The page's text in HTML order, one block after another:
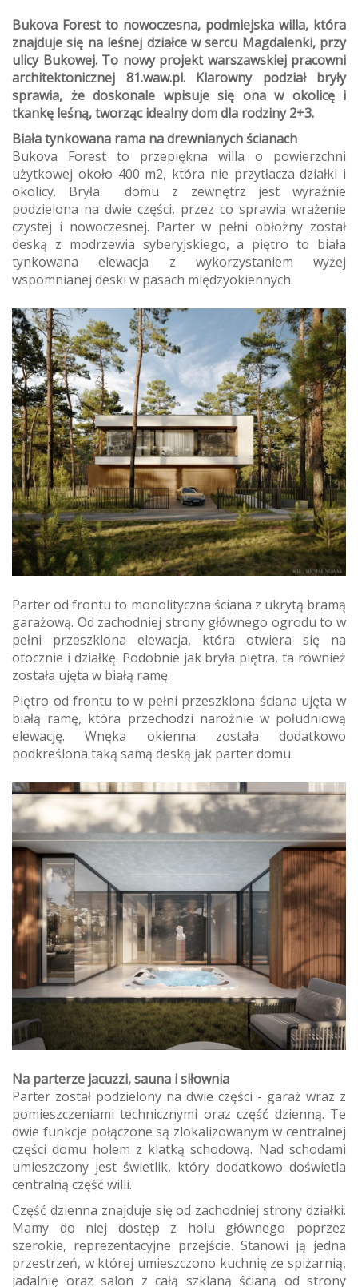
Bukova Forest to nowoczesna, podmiejska willa, która
znajduje się na leśnej działce w sercu Magdalenki, przy
ulicy Bukowej. To nowy projekt warszawskiej pracowni
architektonicznej 81.waw.pl. Klarowny podział bryły
sprawia, że doskonale wpisuje się ona w okolicę i
tkankę leśną, tworząc idealny dom dla rodziny 2+3.
Biała tynkowana rama na drewnianych ścianach
Bukova Forest to przepiękna willa o powierzchni
użytkowej około 400 m2, która nie przytłacza działki i
okolicy. Bryła domu z zewnętrz jest wyraźnie
podzielona na dwie części, przez co sprawia wrażenie
czystej i nowoczesnej. Parter w pełni obłożny został
deską z modrzewia syberyjskiego, a piętro to biała
tynkowana elewacja z wykorzystaniem wyżej
wspomnianej deski w pasach międzyokiennych.
Parter od frontu to monolityczna ściana z ukrytą bramą
garażową. Od zachodniej strony głównego ogrodu to w
pełni przeszklona elewacja, która otwiera się na
otocznie i działkę. Podobnie jak bryła piętra, ta również
została ujęta w białą ramę.
Piętro od frontu to w pełni przeszklona ściana ujęta w
białą ramę, która przechodzi narożnie w południową
elewację. Wnęka okienna została dodatkowo
podkreślona taką samą deską jak parter domu.
Na parterze jacuzzi, sauna i siłownia
Parter został podzielony na dwie części - garaż wraz z
pomieszczeniami technicznymi oraz część dzienną. Te
dwie funkcje połączone są zlokalizowanym w centralnej
części domu holem z klatką schodową. Nad schodami
umieszczony jest świetlik, który dodatkowo doświetla
centralną część willi.
Część dzienna znajduje się od zachodniej strony działki.
Mamy do niej dostęp z holu głównego poprzez
szerokie, reprezentacyjne przejście. Stanowi ją jedna
przestrzeń, w której umieszczono kuchnię ze spiżarnią,
jadalnię oraz salon z całą szklaną ścianą od strony